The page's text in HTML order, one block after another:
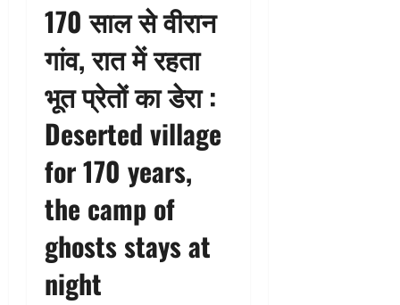
170 साल से वीरान
गांव, रात में रहता
भूत प्रेतों का डेरा:
Deserted village
for 170 years,
the camp of
ghosts stays at
night